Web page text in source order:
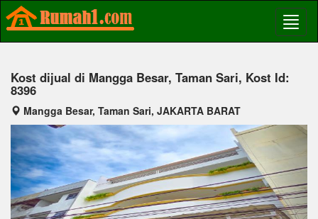
Kost dijual di Mangga Besar, Taman Sari, Kost Id:
8396
Mangga Besar, Taman Sari, JAKARTA BARAT
Previous Next